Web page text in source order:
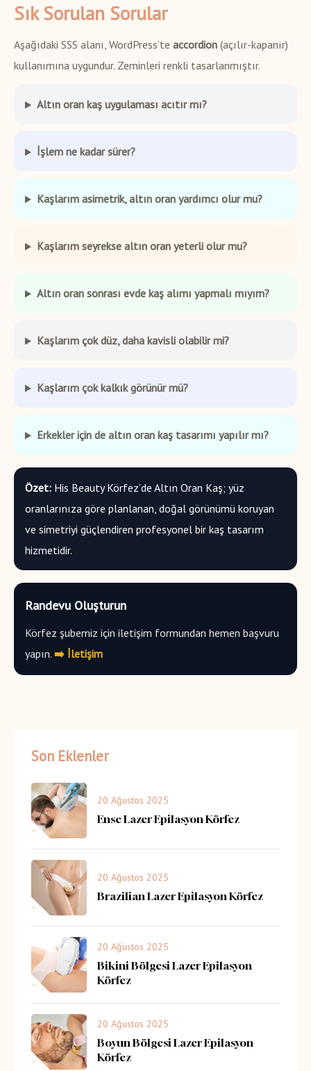
Sık Sorulan Sorular
Aşağıdaki SSS alanı, WordPress’te accordion (açılır-kapanır)
kullanımına uygundur. Zeminleri renkli tasarlanmıştır.
Altın oran kaş uygulaması acıtır mı?
İşlem ne kadar sürer?
Kaşlarım asimetrik, altın oran yardımcı olur mu?
Kaşlarım seyrekse altın oran yeterli olur mu?
Altın oran sonrası evde kaş alımı yapmalı mıyım?
Kaşlarım çok düz, daha kavisli olabilir mi?
Kaşlarım çok kalkık görünür mü?
Erkekler için de altın oran kaş tasarımı yapılır mı?
Özet: His Beauty Körfez’de Altın Oran Kaş; yüz
oranlarınıza göre planlanan, doğal görünümü koruyan
ve simetriyi güçlendiren profesyonel bir kaş tasarım
hizmetidir.
Randevu Oluşturun
Körfez şubemiz için iletişim formundan hemen başvuru
yapın. ➡️ İletişim
Son Eklenler
20 Ağustos 2025
Ense Lazer Epilasyon Körfez
20 Ağustos 2025
Brazilian Lazer Epilasyon Körfez
20 Ağustos 2025
Bikini Bölgesi Lazer Epilasyon
Körfez
20 Ağustos 2025
Boyun Bölgesi Lazer Epilasyon
Körfez